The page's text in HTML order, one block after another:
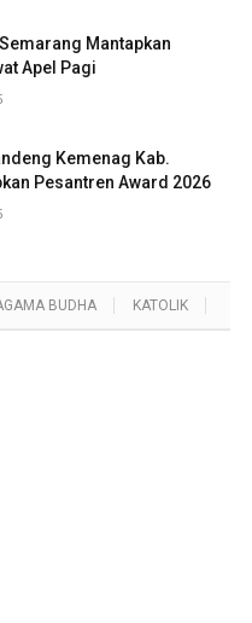
Mantapkan
Apel Pagi
Kemenag Kab.
Pesantren Award 2026
BUDHA KATOLIK